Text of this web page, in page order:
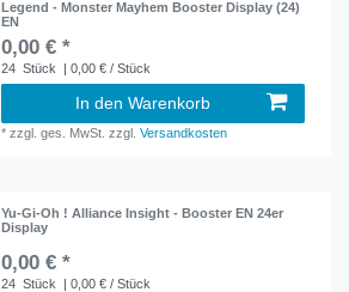
Legend - Monster Mayhem Booster Display (24)
EN
0,00 € *
24 Stück | 0,00 € / Stück
In den Warenkorb
*zzgl. ges. MwSt. zzgl.Versandkosten
Yu-Gi-Oh ! Alliance Insight - Booster EN 24er
Display
0,00 € *
24 Stück | 0,00 € / Stück